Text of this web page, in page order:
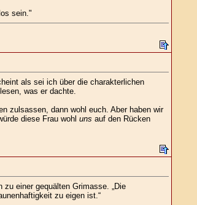
sein."
als sei ich über die charakterlichen
was er dachte.
zulsassen, dann wohl euch. Aber haben wir
diese Frau wohl uns auf den Rücken
einer gequälten Grimasse. „Die
zu eigen ist.“